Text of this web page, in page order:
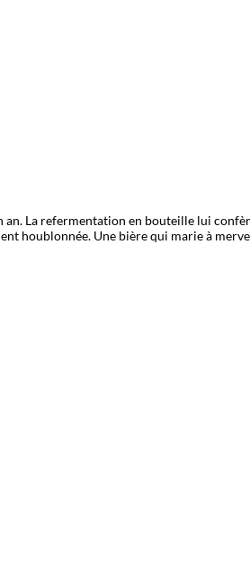
an. La refermentation en bouteille lui
houblonnée. Une bière qui marie à